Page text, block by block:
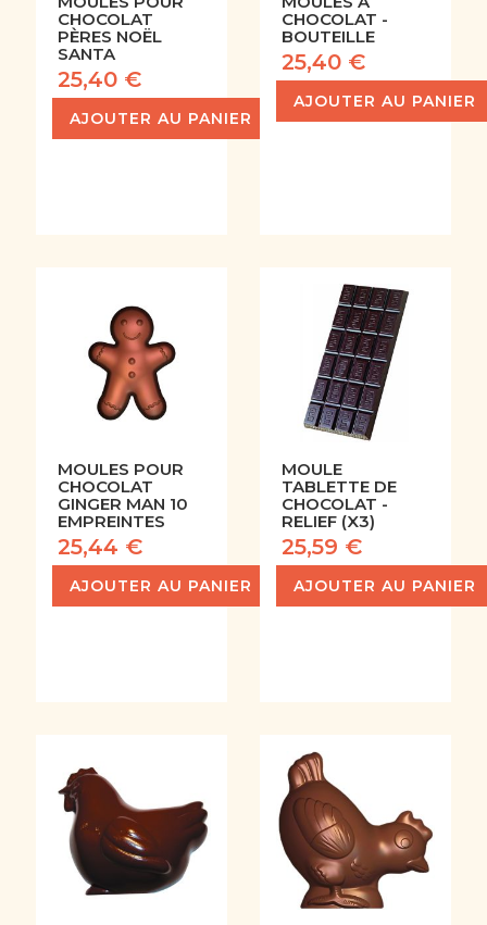
CHOCOLAT
PÈRES NOËL
SANTA
25,40 €
AJOUTER AU PANIER
CHOCOLAT -
BOUTEILLE
25,40 €
AJOUTER AU PANIER
MOULES POUR
CHOCOLAT
GINGER MAN 10
EMPREINTES
25,44 €
AJOUTER AU PANIER
MOULE
TABLETTE DE
CHOCOLAT -
RELIEF (X3)
25,59 €
AJOUTER AU PANIER